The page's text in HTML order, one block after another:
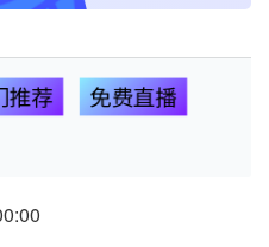
推荐
免费直播